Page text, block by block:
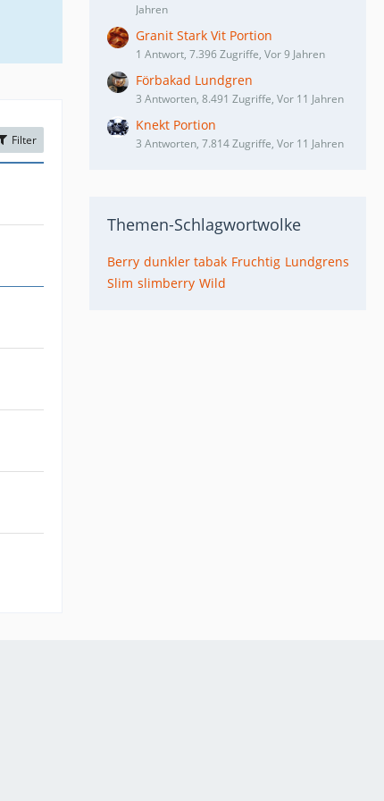
Filter
Jahren
Granit Stark Vit Portion
1 Antwort, 7.396 Zugriffe, Vor 9 Jahren
Förbakad Lundgren
3 Antworten, 8.491 Zugriffe, Vor 11 Jahren
Knekt Portion
3 Antworten, 7.814 Zugriffe, Vor 11 Jahren
Themen-Schlagwortwolke
Berry dunkler tabak Fruchtig Lundgrens
Slim slimberry Wild